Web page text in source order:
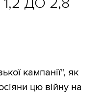
кампанії", як
цю війну на